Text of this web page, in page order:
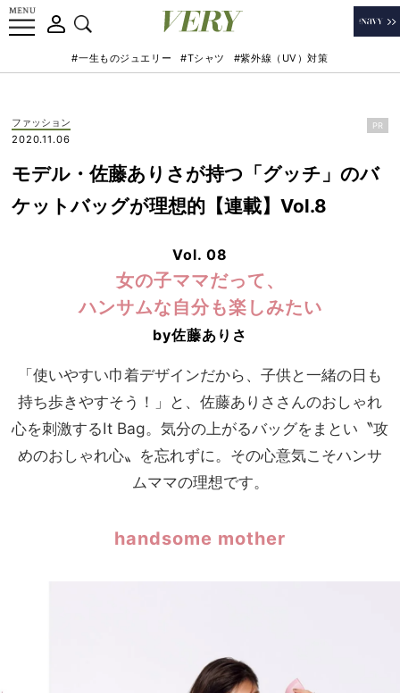
#一生ものジュエリー #Tシャツ #紫外線（UV）対策
ファッション
2020.11.06
PR
モデル・佐藤ありさが持つ「グッチ」のバ
ケットバッグが理想的【連載】Vol.8
Vol. 08
女の子ママだって、
ハンサムな自分も楽しみたい
by佐藤ありさ
「使いやすい巾着デザインだから、子供と一緒の日も
持ち歩きやすそう！」と、佐藤ありささんのおしゃれ
心を刺激するIt Bag。気分の上がるバッグをまとい〝攻
めのおしゃれ心〟を忘れずに。その心意気こそハンサ
ムママの理想です。
handsome mother